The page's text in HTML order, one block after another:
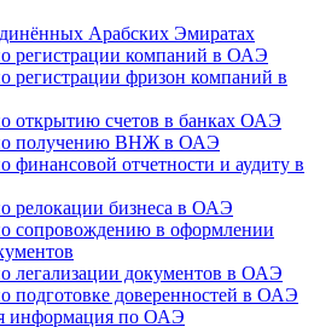
Арабских Эмиратах
регистрации компаний в ОАЭ
регистрации фризон компаний в
открытию счетов в банках ОАЭ
получению ВНЖ в ОАЭ
финансовой отчетности и аудиту в
релокации бизнеса в ОАЭ
сопровождению в оформлении
легализации документов в ОАЭ
подготовке доверенностей в ОАЭ
информация по ОАЭ